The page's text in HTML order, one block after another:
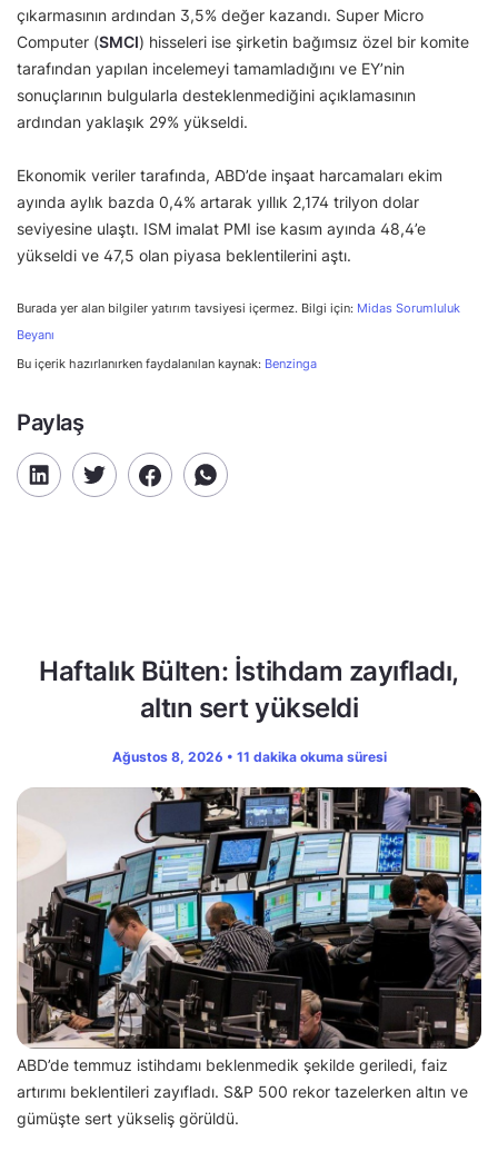
çıkarmasının ardından 3,5% değer kazandı. Super Micro
Computer (SMCI) hisseleri ise şirketin bağımsız özel bir komite
tarafından yapılan incelemeyi tamamladığını ve EY’nin
sonuçlarının bulgularla desteklenmediğini açıklamasının
ardından yaklaşık 29% yükseldi.
Ekonomik veriler tarafında, ABD’de inşaat harcamaları ekim
ayında aylık bazda 0,4% artarak yıllık 2,174 trilyon dolar
seviyesine ulaştı. ISM imalat PMI ise kasım ayında 48,4’e
yükseldi ve 47,5 olan piyasa beklentilerini aştı.
Burada yer alan bilgiler yatırım tavsiyesi içermez. Bilgi için: Midas Sorumluluk
Beyanı
Bu içerik hazırlanırken faydalanılan kaynak: Benzinga
Paylaş
Haftalık Bülten: İstihdam zayıfladı,
altın sert yükseldi
Ağustos 8, 2026 • 11 dakika okuma süresi
ABD’de temmuz istihdamı beklenmedik şekilde geriledi, faiz
artırımı beklentileri zayıfladı. S&P 500 rekor tazelerken altın ve
gümüşte sert yükseliş görüldü.